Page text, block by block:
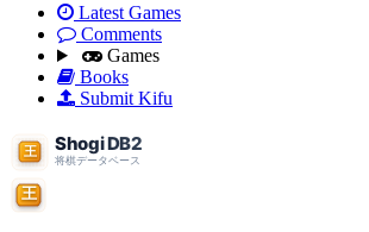
Latest Games
Comments
Games
Books
Submit Kifu